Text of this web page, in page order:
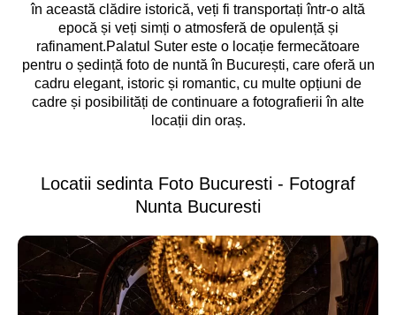
în această clădire istorică, veți fi transportați într-o altă
epocă și veți simți o atmosferă de opulență și
rafinament.Palatul Suter este o locație fermecătoare
pentru o ședință foto de nuntă în București, care oferă un
cadru elegant, istoric și romantic, cu multe opțiuni de
cadre și posibilități de continuare a fotografierii în alte
locații din oraș.
Locatii sedinta Foto Bucuresti - Fotograf
Nunta Bucuresti